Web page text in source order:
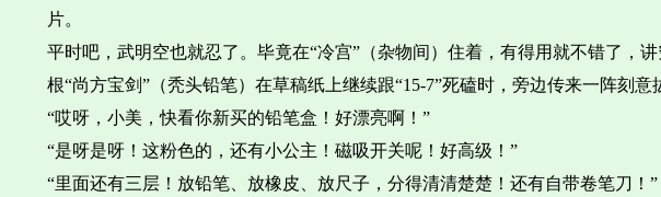
片。
平时吧，武明空也就忍了。毕竟在“冷宫”（杂物间）住着，有得用就不错了，
根“尚方宝剑”（秃头铅笔）在草稿纸上继续跟“15-7”死磕时，旁边传来一阵刻意
“哎呀，小美，快看你新买的铅笔盒！好漂亮啊！”
“是呀是呀！这粉色的，还有小公主！磁吸开关呢！好高级！”
“里面还有三层！放铅笔、放橡皮、放尺子，分得清清楚楚！还有自带卷笔刀！”